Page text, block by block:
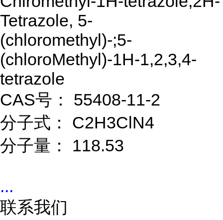
Tetrazole, 5-
(chloromethyl)-;5-
(chloroMethyl)-1H-1,2,3,4-
tetrazole
CAS号： 55408-11-2
分子式： C2H3ClN4
分子量： 118.53
...
联系我们